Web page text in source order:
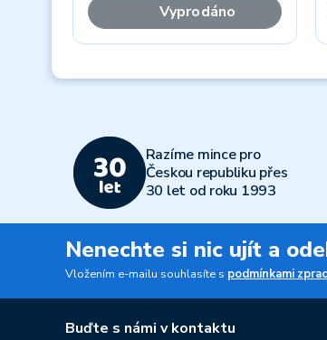
Vyprodáno
Razíme mince pro
Českou republiku přes
30 let od roku 1993
Nenechte si nic ujít a
Vložením e-mailu souhlasíte s podmínkami
Buďte s námi v kontaktu